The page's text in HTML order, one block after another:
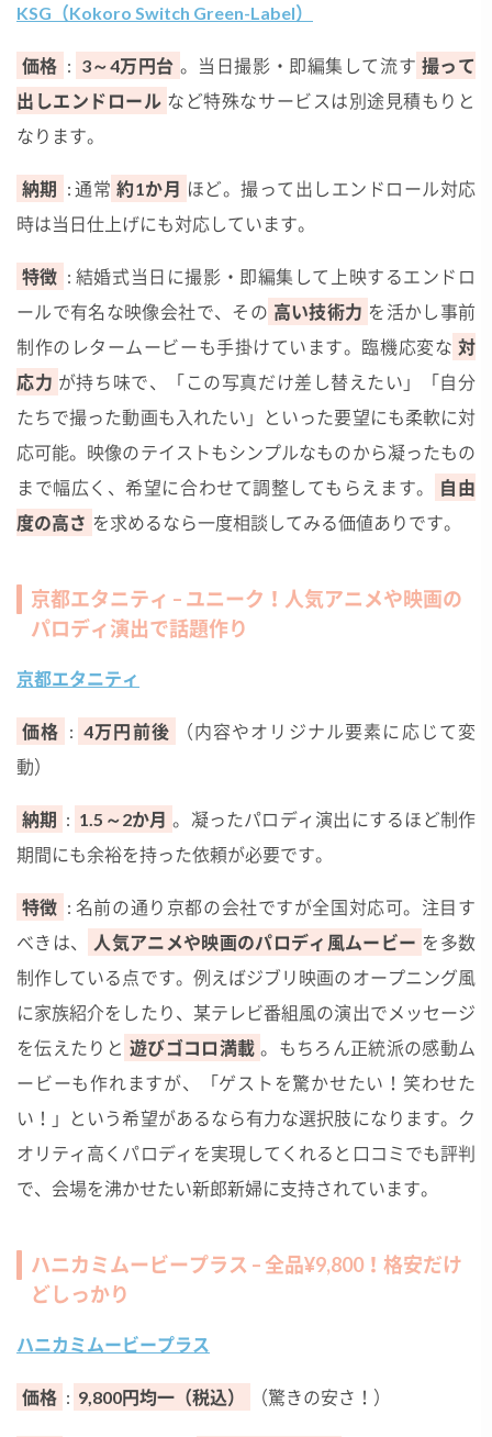
KSG（Kokoro Switch Green-Label）
価格 : 3～4万円台 。当日撮影・即編集して流す 撮って
出しエンドロール など特殊なサービスは別途見積もりと
なります。
納期 : 通常 約1か月 ほど。撮って出しエンドロール対応
時は当日仕上げにも対応しています。
特徴 : 結婚式当日に撮影・即編集して上映するエンドロ
ールで有名な映像会社で、その 高い技術力 を活かし事前
制作のレタームービーも手掛けています。臨機応変な 対
応力 が持ち味で、「この写真だけ差し替えたい」「自分
たちで撮った動画も入れたい」といった要望にも柔軟に対
応可能。映像のテイストもシンプルなものから凝ったもの
まで幅広く、希望に合わせて調整してもらえます。
自由
度の高さ を求めるなら一度相談してみる価値ありです。
京都エタニティ – ユニーク！人気アニメや映画の
パロディ演出で話題作り
京都エタニティ
価格 : 4万円前後
（内容やオリジナル要素に応じて変
動）
納期 : 1.5～2か月 。凝ったパロディ演出にするほど制作
期間にも余裕を持った依頼が必要です。
特徴 : 名前の通り京都の会社ですが全国対応可。注目す
べきは、
人気アニメや映画のパロディ風ムービー を多数
制作している点です。例えばジブリ映画のオープニング風
に家族紹介をしたり、某テレビ番組風の演出でメッセージ
を伝えたりと 遊びゴコロ満載 。もちろん正統派の感動ム
ービーも作れますが、「ゲストを驚かせたい！笑わせた
い！」という希望があるなら有力な選択肢になります。ク
オリティ高くパロディを実現してくれると口コミでも評判
で、会場を沸かせたい新郎新婦に支持されています。
ハニカミムービープラス – 全品¥9,800！格安だけ
どしっかり
ハニカミムービープラス
価格 : 9,800円均一（税込） （驚きの安さ！）